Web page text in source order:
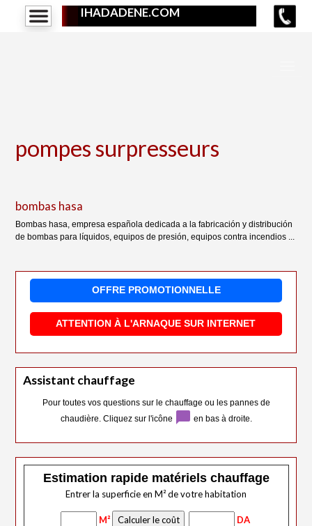
IHADADENE.COM
pompes surpresseurs
bombas hasa
Bombas hasa, empresa española dedicada a la fabricación y distribución
de bombas para líquidos, equipos de presión, equipos contra incendios ...
OFFRE PROMOTIONNELLE
ATTENTION À L'ARNAQUE SUR INTERNET
Assistant chauffage
Pour toutes vos questions sur le chauffage ou les pannes de
chaudière. Cliquez sur l'icône
chat_bubble en bas à droite.
Estimation rapide matériels chauffage
Entrer la superficie en M² de votre habitation
M²
DA